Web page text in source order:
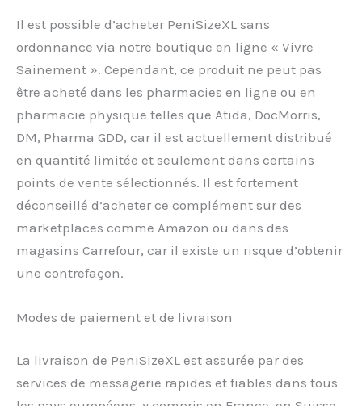
Il est possible d’acheter PeniSizeXL sans
ordonnance via notre boutique en ligne « Vivre
Sainement ». Cependant, ce produit ne peut pas
être acheté dans les pharmacies en ligne ou en
pharmacie physique telles que Atida, DocMorris,
DM, Pharma GDD, car il est actuellement distribué
en quantité limitée et seulement dans certains
points de vente sélectionnés. Il est fortement
déconseillé d’acheter ce complément sur des
marketplaces comme Amazon ou dans des
magasins Carrefour, car il existe un risque d’obtenir
une contrefaçon.
Modes de paiement et de livraison
La livraison de PeniSizeXL est assurée par des
services de messagerie rapides et fiables dans tous